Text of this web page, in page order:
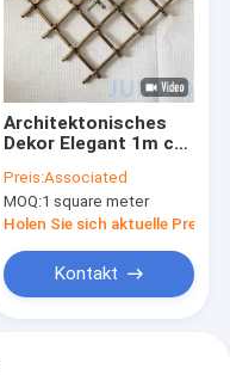
Architektonisches
Dekor Elegant 1m ca.
Preis:Associated
MOQ:1 square meter
Holen Sie sich aktuelle Preis
Kontakt